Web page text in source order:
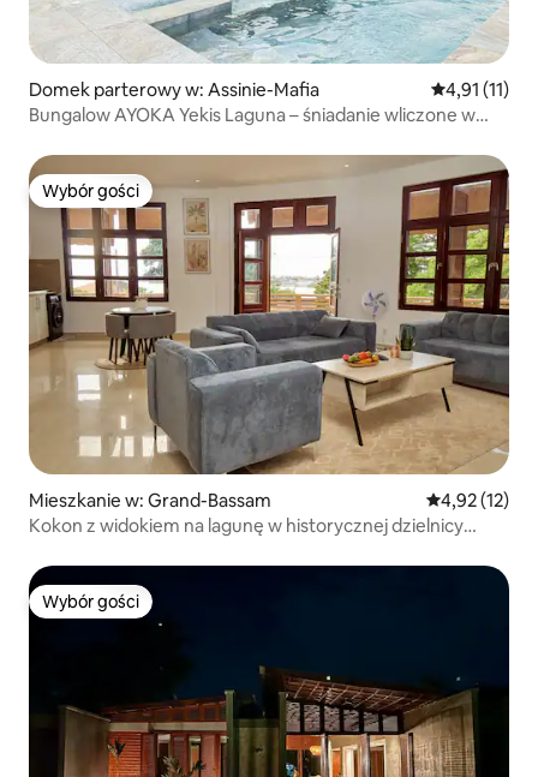
Domek parterowy w: Assinie-Mafia Średnia
4,91 (11)
Bungalow AYOKA Yekis Laguna – śniadanie wliczone w
Wybór gości
Wybór gości
Mieszkanie w: Grand-Bassam Średnia
4,92 (12)
Kokon z widokiem na lagunę w historycznej dzielnicy
Wybór gości
Wybór gości